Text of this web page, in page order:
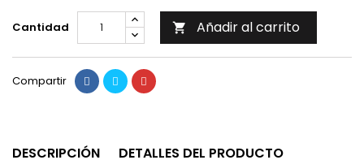
Cantidad  Añadir al carrito
Compartir
DESCRIPCIÓN DETALLES DEL PRODUCTO